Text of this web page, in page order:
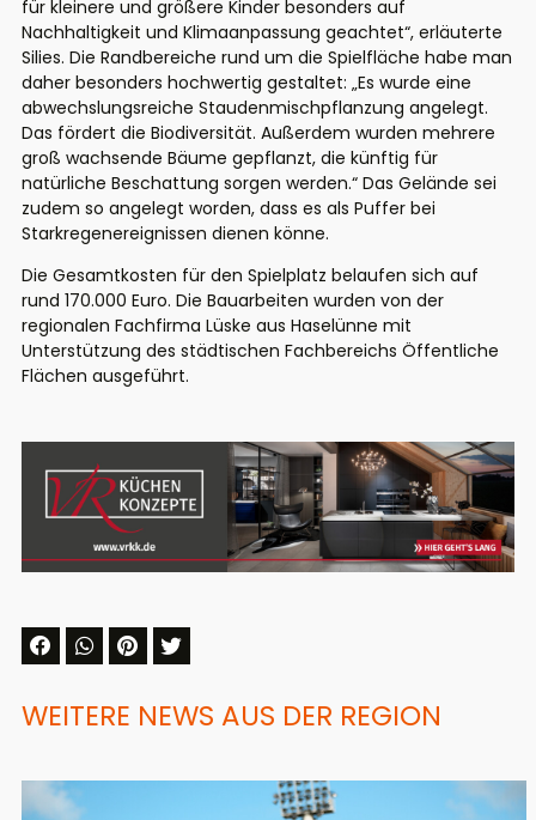
für kleinere und größere Kinder besonders auf
Nachhaltigkeit und Klimaanpassung geachtet“, erläuterte
Silies. Die Randbereiche rund um die Spielfläche habe man
daher besonders hochwertig gestaltet: „Es wurde eine
abwechslungsreiche Staudenmischpflanzung angelegt.
Das fördert die Biodiversität. Außerdem wurden mehrere
groß wachsende Bäume gepflanzt, die künftig für
natürliche Beschattung sorgen werden.“ Das Gelände sei
zudem so angelegt worden, dass es als Puffer bei
Starkregenereignissen dienen könne.
Die Gesamtkosten für den Spielplatz belaufen sich auf
rund 170.000 Euro. Die Bauarbeiten wurden von der
regionalen Fachfirma Lüske aus Haselünne mit
Unterstützung des städtischen Fachbereichs Öffentliche
Flächen ausgeführt.
WEITERE NEWS AUS DER REGION